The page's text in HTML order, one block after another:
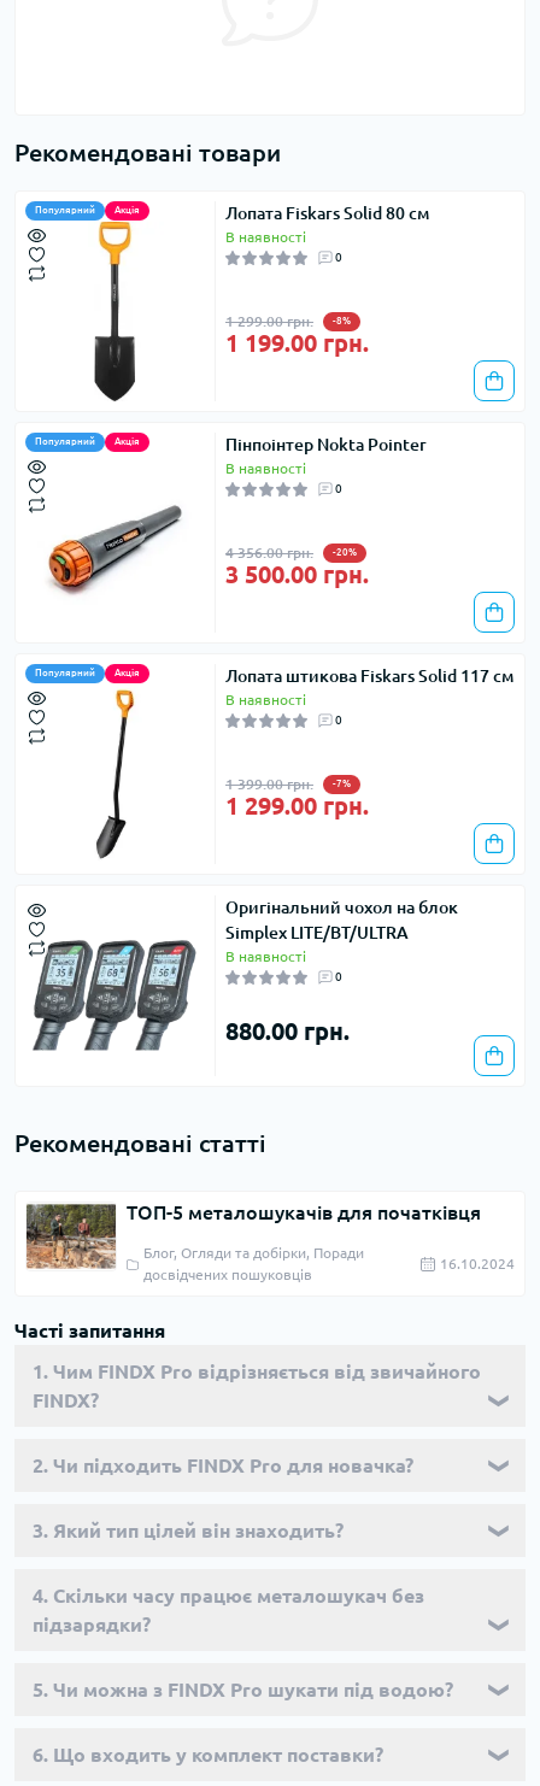
Рекомендовані товари
Популярний Акція Лопата Fiskars Solid 80 см
В наявності
0
1 299.00 грн. -8%
1 199.00 грн.
Популярний Акція Пінпоінтер Nokta Pointer
В наявності
0
4 356.00 грн. -20%
3 500.00 грн.
Популярний Акція Лопата штикова Fiskars Solid 117 см
В наявності
0
1 399.00 грн. -7%
1 299.00 грн.
Оригінальний чохол на блок
Simplex LITE/BT/ULTRA
В наявності
0
880.00 грн.
Рекомендовані статті
ТОП-5 металошукачів для початківця
Блог, Огляди та добірки, Поради
досвідчених пошуковців
16.10.2024
Часті запитання
1. Чим FINDX Pro відрізняється від звичайного
FINDX?
❯
2. Чи підходить FINDX Pro для новачка? ❯
3. Який тип цілей він знаходить? ❯
4. Скільки часу працює металошукач без
підзарядки?
❯
5. Чи можна з FINDX Pro шукати під водою? ❯
6. Що входить у комплект поставки? ❯